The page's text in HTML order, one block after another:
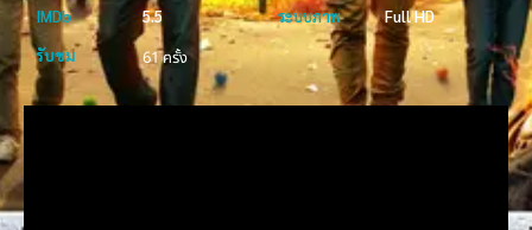
IMDb
5.5 ระบบภาพ
Full HD
รับชม
61 ครั้ง